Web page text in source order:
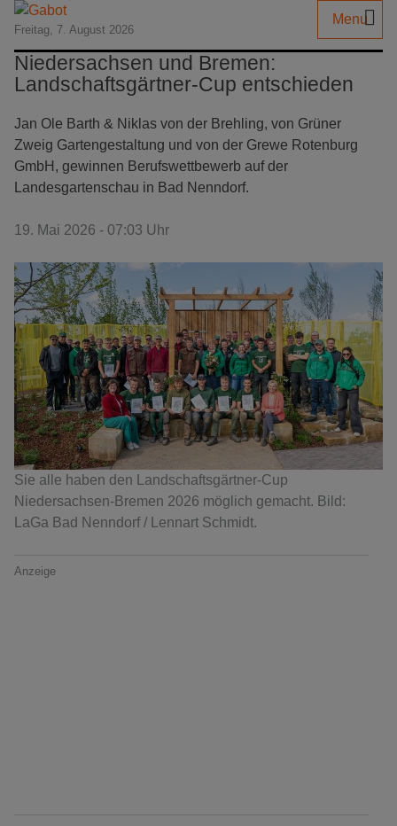
Freitag, 7. August 2026
Menu
Niedersachsen und Bremen:
Landschaftsgärtner-Cup entschieden
Jan Ole Barth & Niklas von der Brehling, von Grüner
Zweig Gartengestaltung und von der Grewe Rotenburg
GmbH, gewinnen Berufswettbewerb auf der
Landesgartenschau in Bad Nenndorf.
19. Mai 2026 - 07:03 Uhr
Sie alle haben den Landschaftsgärtner-Cup
Niedersachsen-Bremen 2026 möglich gemacht. Bild:
LaGa Bad Nenndorf / Lennart Schmidt.
Anzeige